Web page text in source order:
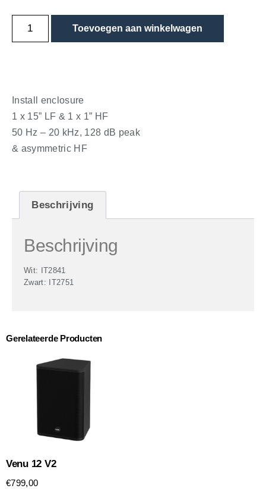
Toevoegen aan winkelwagen
Install enclosure
1 x 15” LF & 1 x 1” HF
50 Hz – 20 kHz, 128 dB peak
& asymmetric HF
Beschrijving
Beschrijving
Wit: IT2841
Zwart: IT2751
Gerelateerde Producten
Venu 12 V2
€799,00